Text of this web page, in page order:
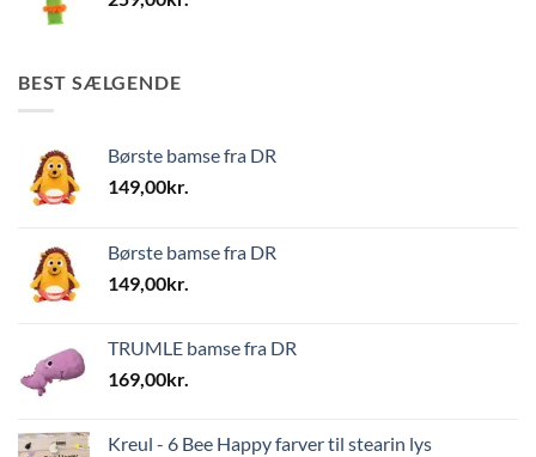
BEST SÆLGENDE
Børste bamse fra DR
149,00kr.
Børste bamse fra DR
149,00kr.
TRUMLE bamse fra DR
169,00kr.
Kreul - 6 Bee Happy farver til stearin lys